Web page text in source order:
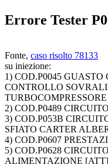
Errore Tester
Fonte, caso risolto 78133
su iniezione:
1) COD.P0045
CONTROLLO
2) COD.P0489
3) COD.P053B
SFIATO CARTER
4) COD.P0607
5) COD.P0628
ALIMENTAZIONE [ATT]